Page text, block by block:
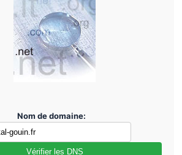
Nom de domaine:
Vérifier les DNS